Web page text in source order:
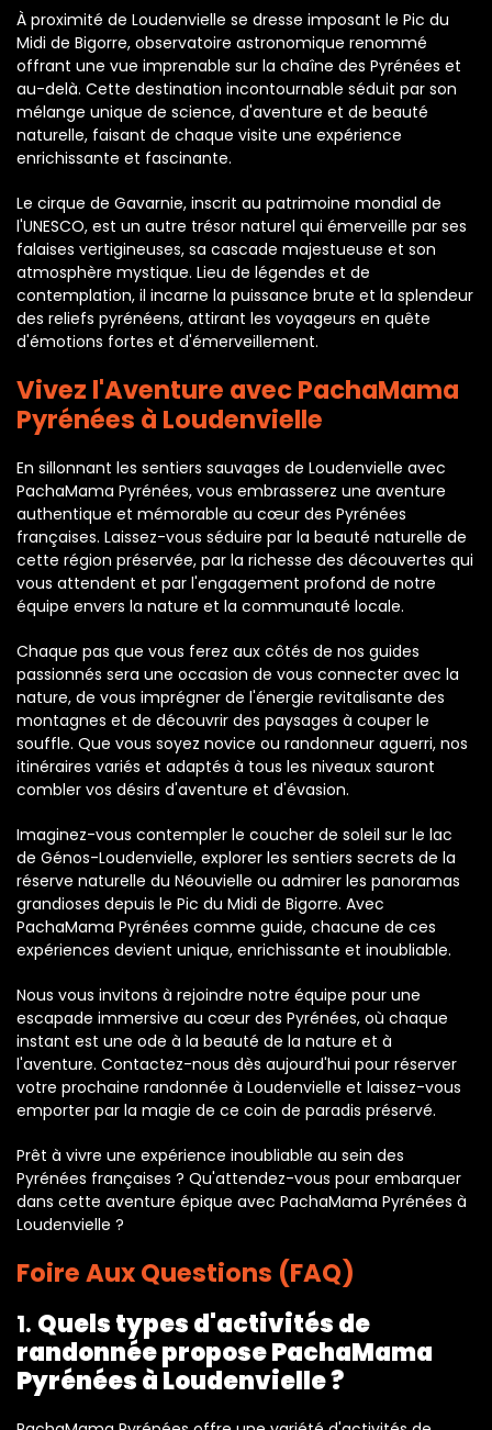
À proximité de Loudenvielle se dresse imposant le Pic du
Midi de Bigorre, observatoire astronomique renommé
offrant une vue imprenable sur la chaîne des Pyrénées et
au-delà. Cette destination incontournable séduit par son
mélange unique de science, d'aventure et de beauté
naturelle, faisant de chaque visite une expérience
enrichissante et fascinante.
Le cirque de Gavarnie, inscrit au patrimoine mondial de
l'UNESCO, est un autre trésor naturel qui émerveille par ses
falaises vertigineuses, sa cascade majestueuse et son
atmosphère mystique. Lieu de légendes et de
contemplation, il incarne la puissance brute et la splendeur
des reliefs pyrénéens, attirant les voyageurs en quête
d'émotions fortes et d'émerveillement.
Vivez l'Aventure avec PachaMama
Pyrénées à Loudenvielle
En sillonnant les sentiers sauvages de Loudenvielle avec
PachaMama Pyrénées, vous embrasserez une aventure
authentique et mémorable au cœur des Pyrénées
françaises. Laissez-vous séduire par la beauté naturelle de
cette région préservée, par la richesse des découvertes qui
vous attendent et par l'engagement profond de notre
équipe envers la nature et la communauté locale.
Chaque pas que vous ferez aux côtés de nos guides
passionnés sera une occasion de vous connecter avec la
nature, de vous imprégner de l'énergie revitalisante des
montagnes et de découvrir des paysages à couper le
souffle. Que vous soyez novice ou randonneur aguerri, nos
itinéraires variés et adaptés à tous les niveaux sauront
combler vos désirs d'aventure et d'évasion.
Imaginez-vous contempler le coucher de soleil sur le lac
de Génos-Loudenvielle, explorer les sentiers secrets de la
réserve naturelle du Néouvielle ou admirer les panoramas
grandioses depuis le Pic du Midi de Bigorre. Avec
PachaMama Pyrénées comme guide, chacune de ces
expériences devient unique, enrichissante et inoubliable.
Nous vous invitons à rejoindre notre équipe pour une
escapade immersive au cœur des Pyrénées, où chaque
instant est une ode à la beauté de la nature et à
l'aventure. Contactez-nous dès aujourd'hui pour réserver
votre prochaine randonnée à Loudenvielle et laissez-vous
emporter par la magie de ce coin de paradis préservé.
Prêt à vivre une expérience inoubliable au sein des
Pyrénées françaises ? Qu'attendez-vous pour embarquer
dans cette aventure épique avec PachaMama Pyrénées à
Loudenvielle ?
Foire Aux Questions (FAQ)
1. Quels types d'activités de
randonnée propose PachaMama
Pyrénées à Loudenvielle ?